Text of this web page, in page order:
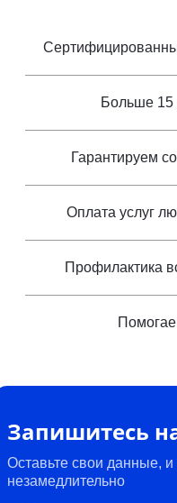
Больше 15
Гарантируем
Оплата услуг
Профилактика
Запишитесь
Оставьте свои данные,
незамедлительно